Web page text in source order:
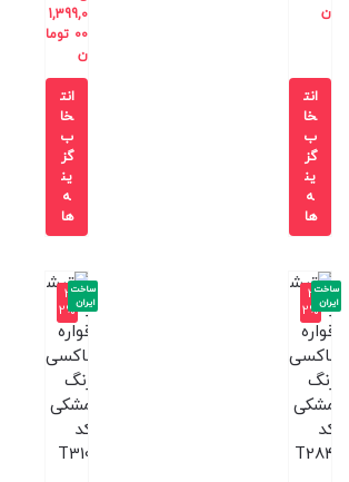
ن
انت
خا
ب
گز
ین
ه
ها
1,399,0
00 توما
ن
انت
خا
ب
گز
ین
ه
ها
-3
2%
ساخت
ایران
-3
2%
ساخت
ایران